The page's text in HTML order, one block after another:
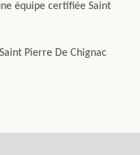
équipe certifiée Saint
Pierre De Chignac